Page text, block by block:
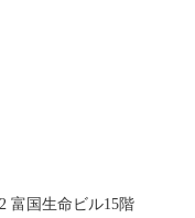
富国生命ビル15階